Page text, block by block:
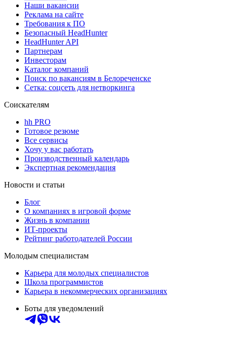
Наши вакансии
Реклама на сайте
Требования к ПО
Безопасный HeadHunter
HeadHunter API
Партнерам
Инвесторам
Каталог компаний
Поиск по вакансиям в Белореченске
Сетка: соцсеть для нетворкинга
Соискателям
hh PRO
Готовое резюме
Все сервисы
Хочу у вас работать
Производственный календарь
Экспертная рекомендация
Новости и статьи
Блог
О компаниях в игровой форме
Жизнь в компании
ИТ-проекты
Рейтинг работодателей России
Молодым специалистам
Карьера для молодых специалистов
Школа программистов
Карьера в некоммерческих организациях
Боты для уведомлений